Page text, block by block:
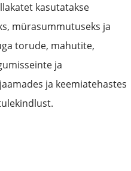
kasutatakse
mürasummutuseks ja
torude, mahutite,
ja
ja keemiatehastes